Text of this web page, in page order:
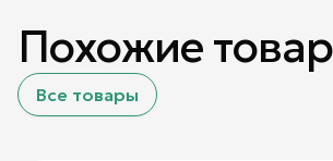
Похожие
Все товары